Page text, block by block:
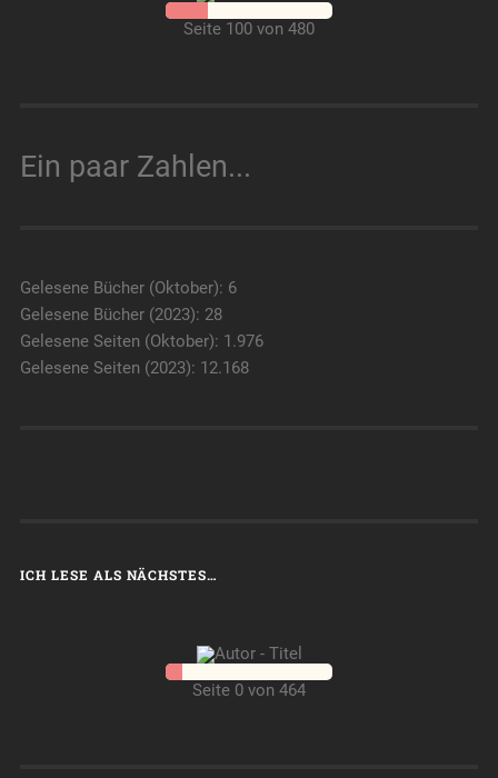
Seite 100 von 480
Ein paar Zahlen...
Gelesene Bücher (Oktober): 6
Gelesene Bücher (2023): 28
Gelesene Seiten (Oktober): 1.976
Gelesene Seiten (2023): 12.168
ICH LESE ALS NÄCHSTES…
Seite 0 von 464